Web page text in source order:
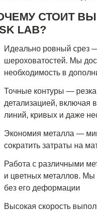
СТОИТ
LAB?
Идеально ровный срез
шероховатостей. Мы
необходимость в
Точные контуры —
детализацией, включая
линий, кривых и даже
Экономия металла —
сократить затраты на
Работа с различными
и цветных металлов.
без его деформации
Высокая скорость